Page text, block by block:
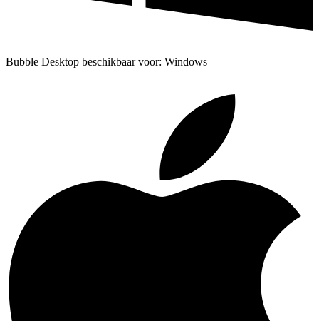
Bubble Desktop beschikbaar voor: Windows